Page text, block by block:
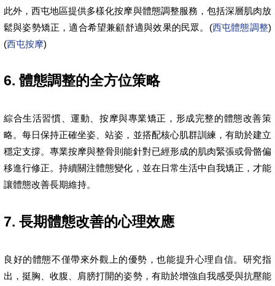
此外，西屯地區提供多樣化按摩與體態調整服務，包括深層肌肉放
鬆與姿勢矯正，適合希望兼顧舒適與效果的民眾。(西屯體態調整)
(西屯按摩)
6. 體態調整的全方位策略
綜合生活習慣、運動、按摩與專業矯正，形成完整的體態改善策
略。每日保持正確坐姿、站姿，並搭配核心肌群訓練，有助於建立
穩定支撐。專業按摩與整骨則能針對已經形成的肌肉緊張或骨骼偏
移進行修正。持續關注體態變化，並在日常生活中自我矯正，才能
讓體態改善長期維持。
7. 長期體態改善的心理效應
良好的體態不僅帶來外觀上的優勢，也能提升心理自信。研究指
出，挺胸、收腹、肩膀打開的姿勢，有助於增強自我感受與抗壓能